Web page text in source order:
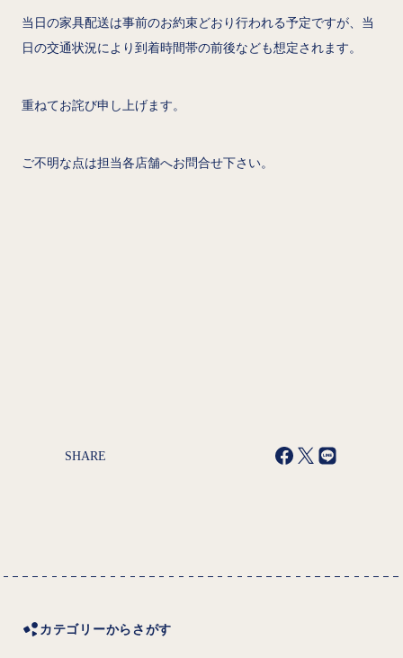
当日の家具配送は事前のお約束どおり行われる予定ですが、当
日の交通状況により到着時間帯の前後なども想定されます。
重ねてお詫び申し上げます。
ご不明な点は担当各店舗へお問合せ下さい。
SHARE
カテゴリーからさがす